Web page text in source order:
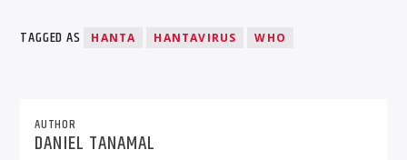
TAGGED AS HANTA HANTAVIRUS WHO
AUTHOR
DANIEL TANAMAL